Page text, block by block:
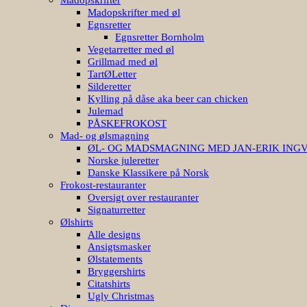
Madopskrifter med øl
Egnsretter
Egnsretter Bornholm
Vegetarretter med øl
Grillmad med øl
TartØLetter
Silderetter
Kylling på dåse aka beer can chicken
Julemad
PÅSKEFROKOST
Mad- og ølsmagning
ØL- OG MADSMAGNING MED JAN-ERIK
Norske juleretter
Danske Klassikere på Norsk
Frokost-restauranter
Oversigt over restauranter
Signaturretter
Ølshirts
Alle designs
Ansigtsmasker
Ølstatements
Bryggershirts
Citatshirts
Ugly Christmas